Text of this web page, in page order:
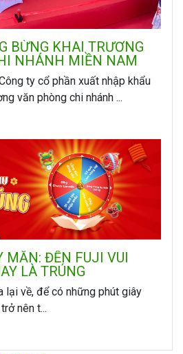
BỪNG KHAI TRƯƠNG
NHÁNH MIỀN NAM
ty cổ phần xuất nhập khẩu
văn phòng chi nhánh ...
MẮN: ĐẾN FUJI VUI
LÀ TRÚNG
lại về, để có những phút giây
nên t...